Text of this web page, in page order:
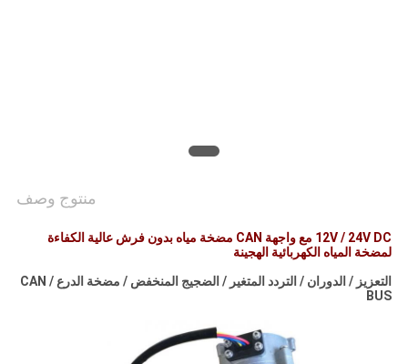
الخصوصية
منتوج وصف
12V / 24V DC مع واجهة CAN مضخة مياه بدون فرش عالية الكفاءة
لمضخة المياه الكهربائية الهجينة
التعزيز / الدوران / التردد المتغير / الضجيج المنخفض / مضخة الدرع / CAN
BUS